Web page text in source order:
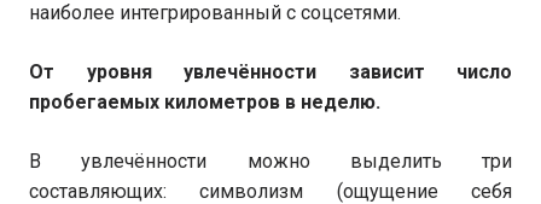
наиболее интегрированный с соцсетями.
От уровня увлечённости зависит число
пробегаемых километров в неделю.
В увлечённости можно выделить три
составляющих: символизм (ощущение себя